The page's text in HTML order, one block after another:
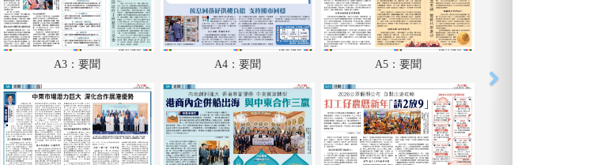
B4：經濟
B5：文化
A3：要聞 A4：要聞 A5：要聞